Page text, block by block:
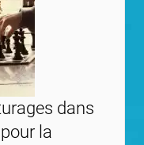
dans
la